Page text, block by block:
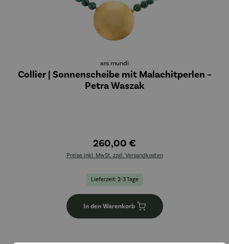
ars mundi
Collier | Sonnenscheibe mit Malachitperlen –
Petra Waszak
260,00 €
Preise inkl. MwSt. zzgl. Versandkosten
Lieferzeit: 2-3 Tage
In den Warenkorb